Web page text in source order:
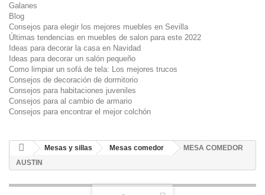
Galanes
Blog
Consejos para elegir los mejores muebles en Sevilla
Últimas tendencias en muebles de salon para este 2022
Ideas para decorar la casa en Navidad
Ideas para decorar un salón pequeño
Como limpiar un sofá de tela: Los mejores trucos
Consejos de decoración de dormitorio
Consejos para habitaciones juveniles
Consejos para al cambio de armario
Consejos para encontrar el mejor colchón
Mesas y sillas Mesas comedor
MESA COMEDOR
AUSTIN